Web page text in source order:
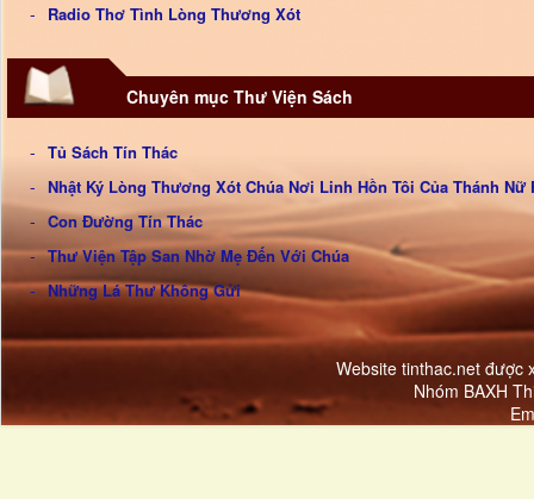
Radio Thơ Tình Lòng Thương Xót
Chuyên mục Thư Viện Sách
Tủ Sách Tín Thác
Nhật Ký Lòng Thương Xót Chúa Nơi Linh Hồn Tôi Của Thánh Nữ
Con Đường Tín Thác
Thư Viện Tập San Nhờ Mẹ Đến Với Chúa
Những Lá Thư Không Gửi
Website tinthac.net được
Nhóm BAXH